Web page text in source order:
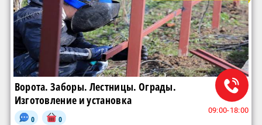
Ворота. Заборы. Лестницы. Ограды.
Изготовление и установка
0 0
09:00-18:00